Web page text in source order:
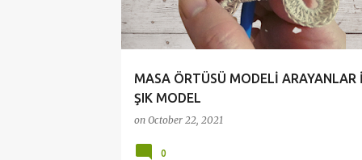
MASA ÖRTÜSÜ MODELİ ARAYANLAR
ŞIK MODEL
on October 22, 2021
0